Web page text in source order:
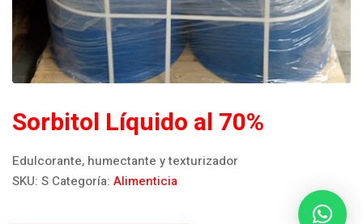
Sorbitol Líquido al 70%
Edulcorante, humectante y texturizador
SKU: S Categoría: Alimenticia